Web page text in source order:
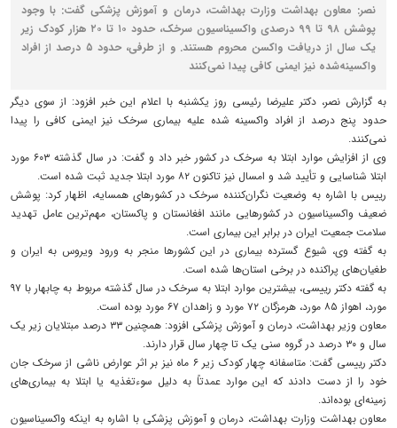
نصر: معاون بهداشت وزارت بهداشت، درمان و آموزش پزشکی گفت: با وجود
پوشش ۹۸ تا ۹۹ درصدی واکسیناسیون سرخک، حدود ۱۰ تا ۲۰ هزار کودک زیر
یک سال از دریافت واکسن محروم هستند. و از طرفی، حدود ۵ درصد از افراد
واکسینه‌شده نیز ایمنی کافی پیدا نمی‌کنند
به گزارش نصر، دکتر علیرضا رئیسی روز یکشنبه با اعلام این خبر افزود: از سوی دیگر
حدود پنج درصد از افراد واکسینه‌ شده علیه بیماری سرخک نیز ایمنی کافی را پیدا
نمی‌کنند.
وی از افزایش موارد ابتلا به سرخک در کشور خبر داد و گفت: در سال گذشته ۶۰۳ مورد
ابتلا شناسایی و تأیید شد و امسال نیز تاکنون ۸۲ مورد ابتلا جدید ثبت شده است.
رییس با اشاره به وضعیت نگران‌کننده سرخک در کشورهای همسایه، اظهار کرد: پوشش
ضعیف واکسیناسیون در کشورهایی مانند افغانستان و پاکستان، مهم‌ترین عامل تهدید
سلامت جمعیت ایران در برابر این بیماری است.
به گفته وی، شیوع گسترده بیماری در این کشورها منجر به ورود ویروس به ایران و
طغیان‌های پراکنده در برخی استان‌ها شده است.
به گفته دکتر رییسی، بیشترین موارد ابتلا به سرخک در سال گذشته مربوط به چابهار با ۹۷
مورد، اهواز ۸۵ مورد، هرمزگان ۷۲ مورد و زاهدان ۶۷ مورد بوده است.
معاون وزیر بهداشت، درمان و آموزش پزشکی افزود: همچنین ۳۳ درصد مبتلایان زیر یک
سال و ۳۰ درصد در گروه سنی یک تا چهار سال قرار دارند.
دکتر رییسی گفت: متاسفانه چهار کودک زیر ۶ ماه نیز بر اثر عوارض ناشی از سرخک جان
خود را از دست دادند که این موارد عمدتاً به دلیل سوءتغذیه یا ابتلا به بیماری‌های
زمینه‌ای بوده‌اند.
معاون بهداشت وزارت بهداشت، درمان و آموزش پزشکی با اشاره به اینکه واکسیناسیون